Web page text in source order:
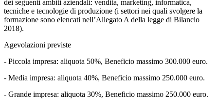
dei seguenti ambiti aziendali: vendita, marketing, informatica,
tecniche e tecnologie di produzione (i settori nei quali svolgere la
formazione sono elencati nell’Allegato A della legge di Bilancio
2018).
Agevolazioni previste
- Piccola impresa: aliquota 50%, Beneficio massimo 300.000 euro.
- Media impresa: aliquota 40%, Beneficio massimo 250.000 euro.
- Grande impresa: aliquota 30%, Beneficio massimo 250.000 euro.